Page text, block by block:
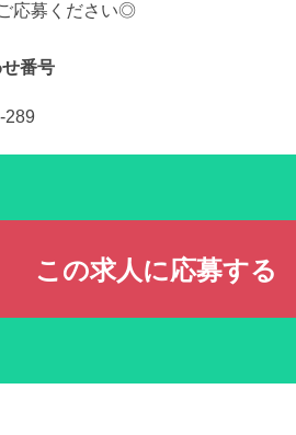
応募ください◎
番号
289
この求人に応募する